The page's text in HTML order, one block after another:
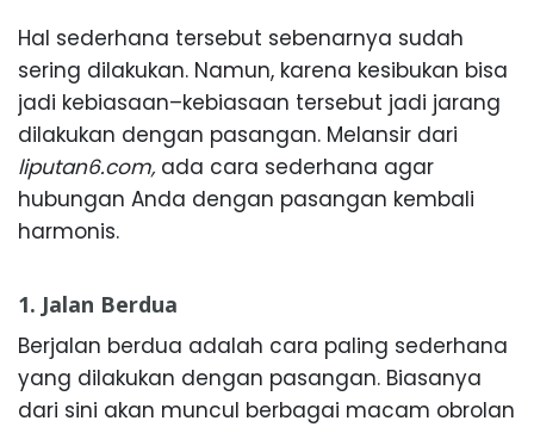
Hal sederhana tersebut sebenarnya sudah
sering dilakukan. Namun, karena kesibukan bisa
jadi kebiasaan–kebiasaan tersebut jadi jarang
dilakukan dengan pasangan. Melansir dari
liputan6.com, ada cara sederhana agar
hubungan Anda dengan pasangan kembali
harmonis.
1. Jalan Berdua
Berjalan berdua adalah cara paling sederhana
yang dilakukan dengan pasangan. Biasanya
dari sini akan muncul berbagai macam obrolan